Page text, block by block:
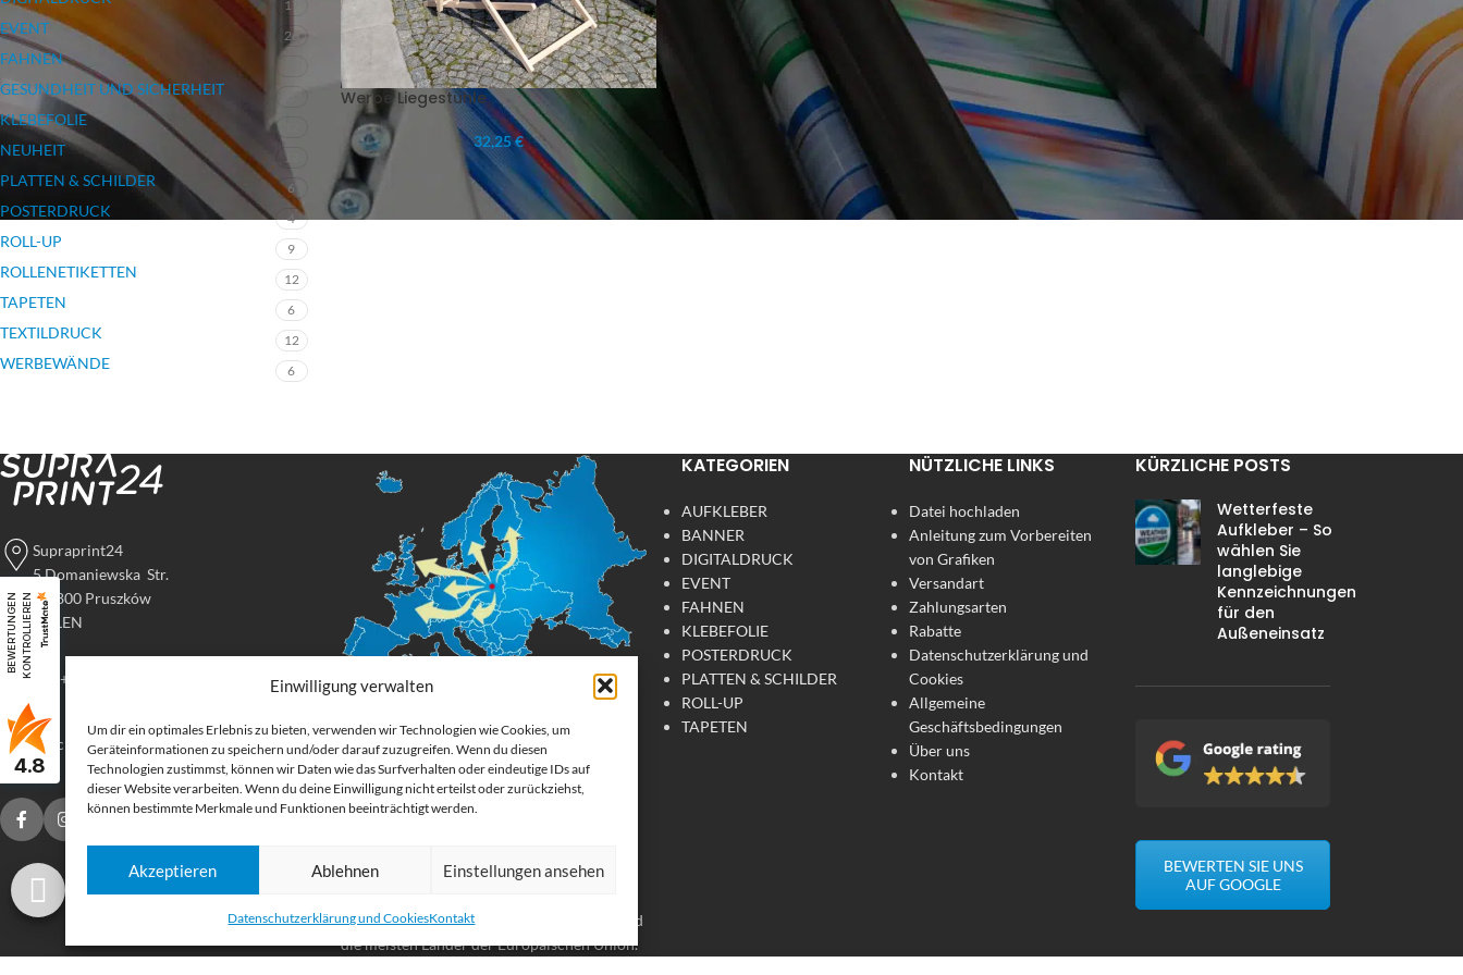
Einwilligung verwalten
Um dir ein optimales Erlebnis zu bieten, verwenden wir Technologien wie Cookies, um
Geräteinformationen zu speichern und/oder darauf zuzugreifen. Wenn du diesen
Technologien zustimmst, können wir Daten wie das Surfverhalten oder eindeutige IDs auf
dieser Website verarbeiten. Wenn du deine Einwilligung nicht erteilst oder zurückziehst,
können bestimmte Merkmale und Funktionen beeinträchtigt werden.
Akzeptieren Ablehnen Einstellungen ansehen
Datenschutzerklärung und CookiesKontakt
17
EVENT 26
FAHNEN
GESUNDHEIT UND SICHERHEIT
KLEBEFOLIE
NEUHEIT 12
PLATTEN & SCHILDER 6
POSTERDRUCK 4
ROLL-UP 9
ROLLENETIKETTEN 12
TAPETEN 6
TEXTILDRUCK 12
WERBEWÄNDE 6
Werbe Liegestühle
32,25 €
Supraprint24
5 Domaniewska Str.
05-800 Pruszków
POLEN
Tel: +48 517 395 069
druck@supraprint24.de
Digital
Großformatdruck
Stoffe, Folien, Fahnen, Strandfahnen, Poster,
Druckprodukte Deutschland, Österreich und
die meisten Länder der Europäischen Union.
KATEGORIEN
AUFKLEBER
BANNER
DIGITALDRUCK
EVENT
FAHNEN
KLEBEFOLIE
POSTERDRUCK
PLATTEN & SCHILDER
ROLL-UP
TAPETEN
NÜTZLICHE LINKS
Datei hochladen
Anleitung zum Vorbereiten
von Grafiken
Versandart
Zahlungsarten
Rabatte
Datenschutzerklärung und
Cookies
Allgemeine
Geschäftsbedingungen
Über uns
Kontakt
KÜRZLICHE POSTS
Wetterfeste
Aufkleber – So
wählen Sie
langlebige
Kennzeichnungen
für den
Außeneinsatz
BEWERTEN SIE UNS
AUF GOOGLE
B
E
W
E
R
T
U
N
G
E
N
K
O
N
T
R
O
L
L
I
E
R
EN
4.8